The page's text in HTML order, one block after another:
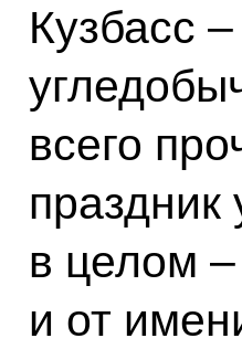
Кузбасс
всего
праздник
в целом
и от